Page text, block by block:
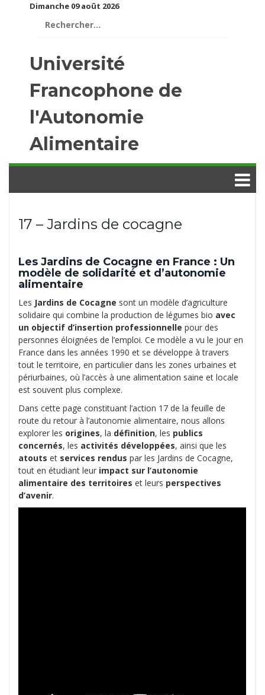
Dimanche 09 août 2026
Université
Francophone de
l'Autonomie
Alimentaire
17 – Jardins de cocagne
Les Jardins de Cocagne en France : Un
modèle de solidarité et d’autonomie
alimentaire
Les Jardins de Cocagne sont un modèle d’agriculture
solidaire qui combine la production de légumes bio avec
un objectif d’insertion professionnelle pour des
personnes éloignées de l’emploi. Ce modèle a vu le jour en
France dans les années 1990 et se développe à travers
tout le territoire, en particulier dans les zones urbaines et
périurbaines, où l’accès à une alimentation saine et locale
est souvent plus complexe.
Dans cette page constituant l’action 17 de la feuille de
route du retour à l’autonomie alimentaire, nous allons
explorer les origines, la définition, les publics
concernés, les activités développées, ainsi que les
atouts et services rendus par les Jardins de Cocagne,
tout en étudiant leur impact sur l’autonomie
alimentaire des territoires et leurs perspectives
d’avenir.